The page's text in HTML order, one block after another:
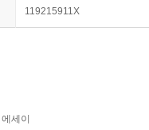
119215911X
세이